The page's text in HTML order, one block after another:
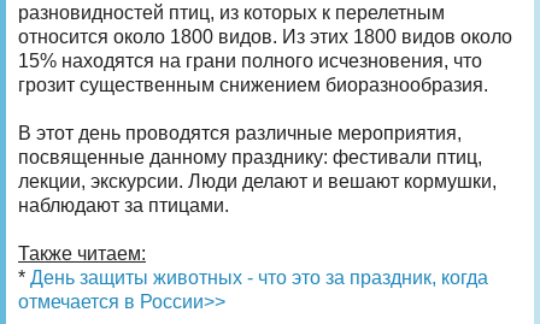
разновидностей птиц, из которых к перелетным
относится около 1800 видов. Из этих 1800 видов около
15% находятся на грани полного исчезновения, что
грозит существенным снижением биоразнообразия.
В этот день проводятся различные мероприятия,
посвященные данному празднику: фестивали птиц,
лекции, экскурсии. Люди делают и вешают кормушки,
наблюдают за птицами.
Также читаем:
* День защиты животных - что это за праздник, когда
отмечается в России>>